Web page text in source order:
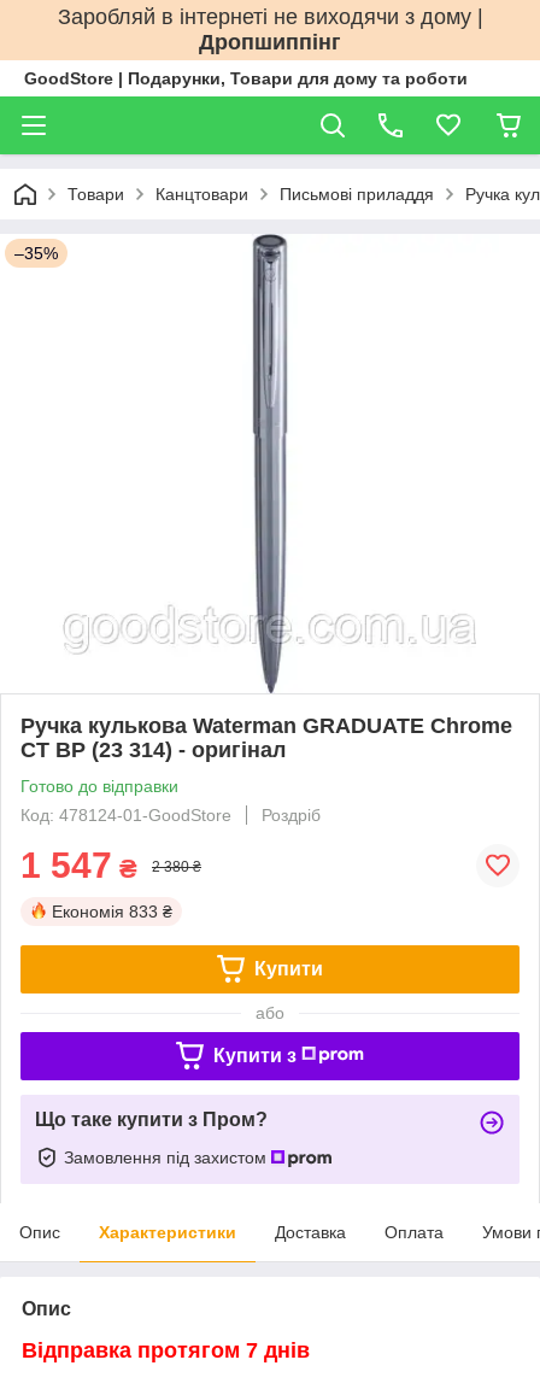
Заробляй в інтернеті не виходячи з дому |
Дропшиппінг
GoodStore | Подарунки, Товари для дому та роботи
Товари Канцтовари Письмові приладдя Ручка
–35%
Ручка кулькова Waterman GRADUATE Chrome
CT BP (23 314) - оригінал
Готово до відправки
Код: 478124-01-GoodStore
Роздріб
1 547 ₴ 2 380 ₴
Економія 833 ₴
Купити
або
Купити з
Що таке купити з Пром?
Замовлення під захистом
Опис Характеристики Доставка Оплата Умови
Опис
Відправка протягом 7 днів